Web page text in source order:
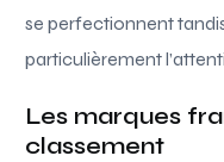
se perfectionnent
particulièrement
Les marques
classement